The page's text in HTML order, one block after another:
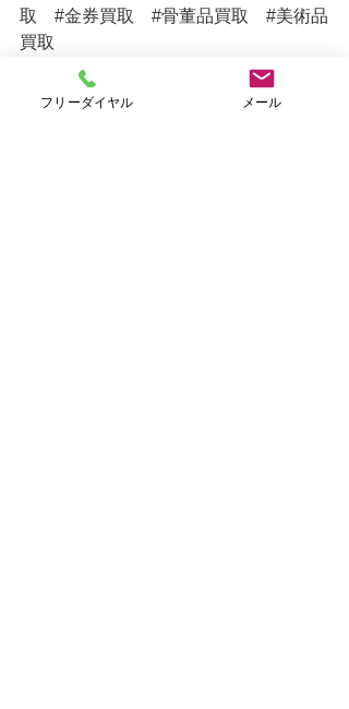
取
#金券買取 #骨董品買取
#美術品
買取
フリーダイヤル メール